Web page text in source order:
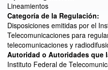
Lineamientos
Categoría de la Regulación:
Disposiciones emitidas por el
Telecomunicaciones para
telecomunicaciones y
Autoridad o Autoridades que
Instituto Federal de